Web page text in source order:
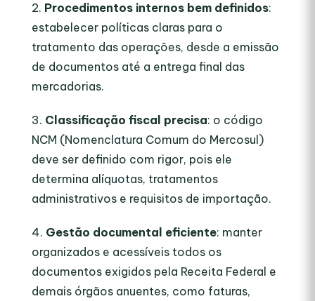
Procedimentos internos bem definidos:
estabelecer políticas claras para o
tratamento das operações, desde a emissão
de documentos até a entrega final das
mercadorias.
Classificação fiscal precisa: o código
NCM (Nomenclatura Comum do Mercosul)
deve ser definido com rigor, pois ele
determina alíquotas, tratamentos
administrativos e requisitos de importação.
Gestão documental eficiente: manter
organizados e acessíveis todos os
documentos exigidos pela Receita Federal e
demais órgãos anuentes, como faturas,